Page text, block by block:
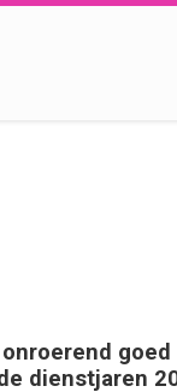
dienstjaren